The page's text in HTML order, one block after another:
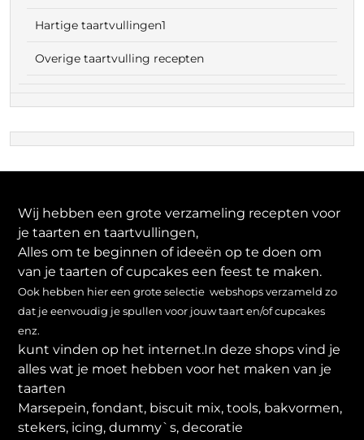
Hartige taartvullingen1
Overige taartvulling recepten
Wij hebben een grote verzameling recepten voor
je taarten en taartvullingen,
Alles om te beginnen of ideeën op te doen om
van je taarten of cupcakes een feest te maken.
Ook hebben hier een grote selectie webshops verzameld zo
dat je eenvoudig je spullen voor jouw taart en/of cupcakes
enz.
kunt vinden op het internet.In deze shops vind je
alles wat je moet hebben voor het maken van je
taarten
Marsepein, fondant, biscuit mix, tools, bakvormen,
stekers, icing, dummy`s, decoratie